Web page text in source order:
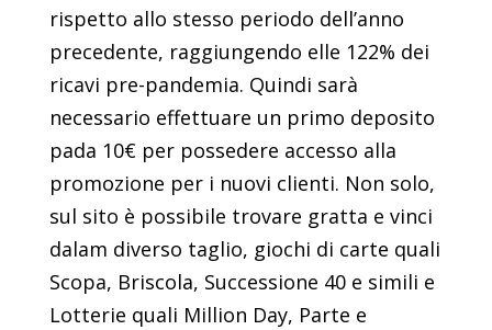
rispetto allo stesso periodo dell’anno
precedente, raggiungendo elle 122% dei
ricavi pre-pandemia. Quindi sarà
necessario effettuare un primo deposito
pada 10€ per possedere accesso alla
promozione per i nuovi clienti. Non solo,
sul sito è possibile trovare gratta e vinci
dalam diverso taglio, giochi di carte quali
Scopa, Briscola, Successione 40 e simili e
Lotterie quali Million Day, Parte e